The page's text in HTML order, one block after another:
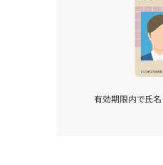
有効期限内で氏名